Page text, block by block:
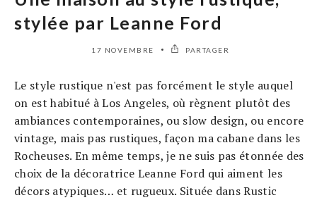
stylée par Leanne Ford
17 NOVEMBRE PARTAGER
Le style rustique n'est pas forcément le style auquel
on est habitué à Los Angeles, où règnent plutôt des
ambiances contemporaines, ou slow design, ou encore
vintage, mais pas rustiques, façon ma cabane dans les
Rocheuses. En même temps, je ne suis pas étonnée des
choix de la décoratrice Leanne Ford qui aiment les
décors atypiques… et rugueux. Située dans Rustic